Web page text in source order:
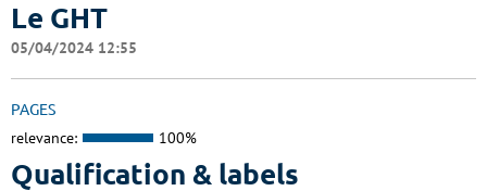
Le GHT
05/04/2024 12:55
PAGES
relevance: 100%
Qualification & labels